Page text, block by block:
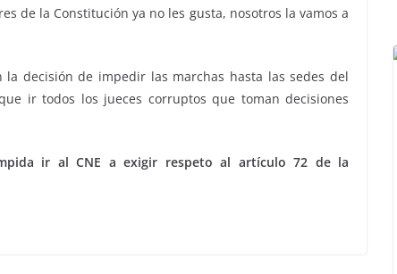
de la Constitución ya no les gusta, nosotros la vamos a
decisión de impedir las marchas hasta las sedes del
ir todos los jueces corruptos que toman decisiones
ir al CNE a exigir respeto al artículo 72 de la